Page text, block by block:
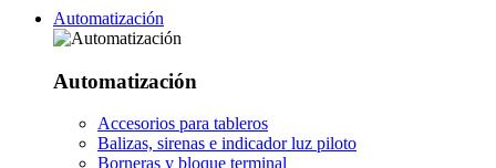
Automatización
Automatización
Accesorios para tableros
Balizas, sirenas e indicador luz piloto
Borneras y bloque terminal